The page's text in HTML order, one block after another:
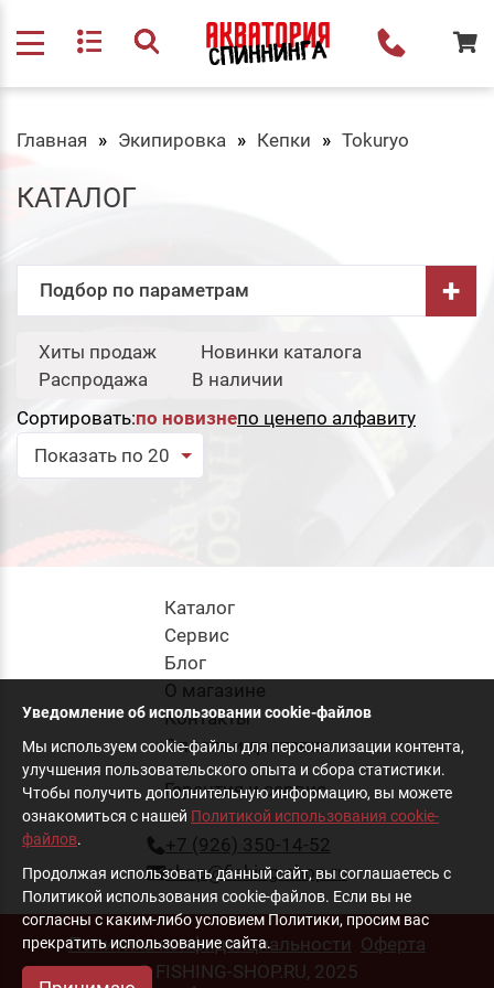
Главная Экипировка Кепки Tokuryo
КАТАЛОГ
Подбор по параметрам +
Бренд:
Свернуть
Tokuryo
Сбросить
Хиты продаж
Новинки каталога
Распродажа
В наличии
Сортировать:по новизнепо ценепо алфавиту
Показать по 20
Каталог
Cервис
Блог
О магазине
Контакты
Оплата и доставка
Гарантия и сервис
+7 (926) 350-14-52
shop@fishing-shop.ru
Политика конфиденциальности Оферта
© FISHING-SHOP.RU, 2025
Уведомление об использовании cookie-файлов
Мы используем cookie-файлы для персонализации контента,
улучшения пользовательского опыта и сбора статистики.
Чтобы получить дополнительную информацию, вы можете
ознакомиться с нашей Политикой использования cookie-
файлов.
Продолжая использовать данный сайт, вы соглашаетесь с
Политикой использования cookie-файлов. Если вы не
согласны с каким-либо условием Политики, просим вас
прекратить использование сайта.